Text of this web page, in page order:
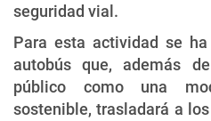
seguridad vial.
Para esta actividad se
autobús que, además
público como una
sostenible, trasladará a